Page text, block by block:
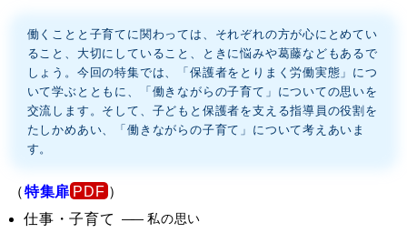
働くことと子育てに関わっては、それぞれの方が心にとめてい
ること、大切にしていること、ときに悩みや葛藤などもあるで
しょう。今回の特集では、「保護者をとりまく労働実態」につ
いて学ぶとともに、「働きながらの子育て」についての思いを
交流します。そして、子どもと保護者を支える指導員の役割を
たしかめあい、「働きながらの子育て」について考えあいま
す。
（特集扉
）
仕事・子育て
私の思い